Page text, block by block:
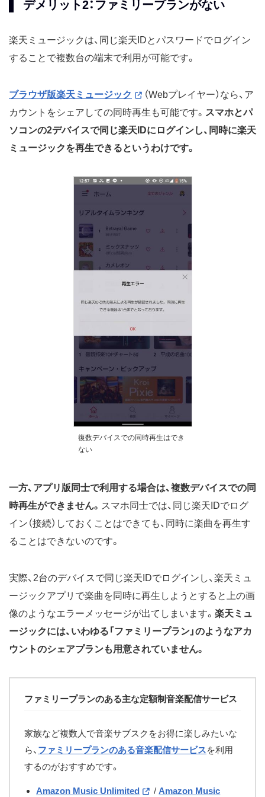
デメリット2：ファミリープランがない
楽天ミュージックは、同じ楽天IDとパスワードでログイン
することで複数台の端末で利用が可能です。
ブラウザ版楽天ミュージック
（Webプレイヤー）なら、ア
カウントをシェアしての同時再生も可能です。 スマホとパ
ソコンの2デバイスで同じ楽天IDにログインし、同時に楽天
ミュージックを再生できるというわけです。
復数デバイスでの同時再生はでき
ない
一方、アプリ版同士で利用する場合は、複数デバイスでの同
時再生ができません。 スマホ同士では、同じ楽天IDでログ
イン（接続）しておくことはできても、同時に楽曲を再生す
ることはできないのです。
実際、2台のデバイスで同じ楽天IDでログインし、楽天ミュ
ージックアプリで楽曲を同時に再生しようとすると上の画
像のようなエラーメッセージが出てしまいます。 楽天ミュ
ージックには、いわゆる「ファミリープラン」のようなアカ
ウントのシェアプランも用意されていません。
ファミリープランのある主な定額制音楽配信サービス
家族など複数人で音楽サブスクをお得に楽しみたいな
ら、 ファミリープランのある音楽配信サービスを利用
するのがおすすめです。
Amazon Music Unlimited /Amazon Music